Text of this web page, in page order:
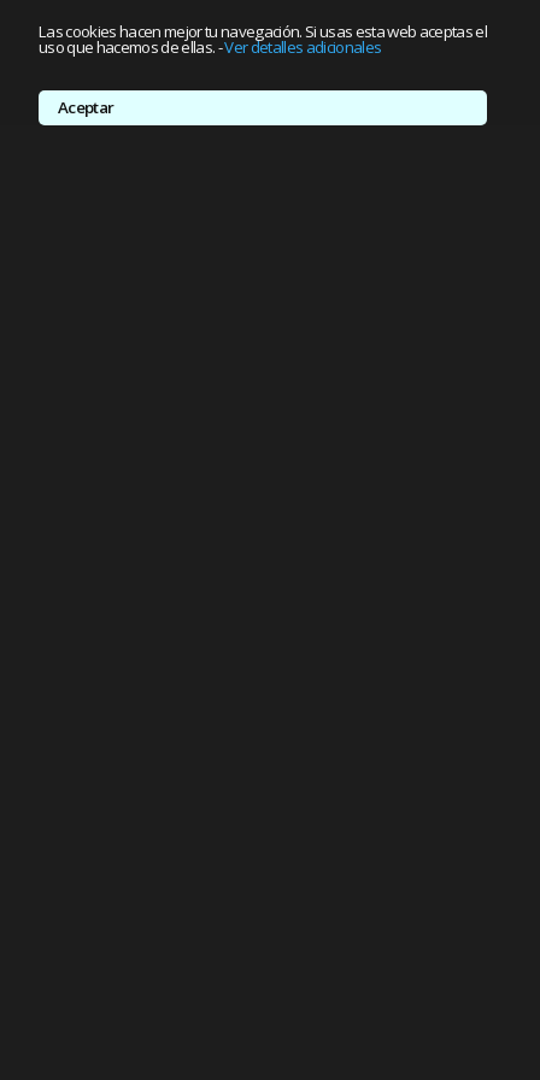
Las cookies hacen mejor tu navegación. Si usas esta web aceptas el
uso que hacemos de ellas.-Ver detalles adicionales
Aceptar